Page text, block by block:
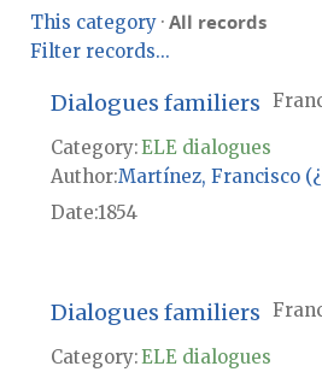
This category · All records
Filter records...
Dialogues familiers
Category:ELE dialogues
Author Martínez, Francisco
Date1854
Dialogues familiers
Category:ELE dialogues